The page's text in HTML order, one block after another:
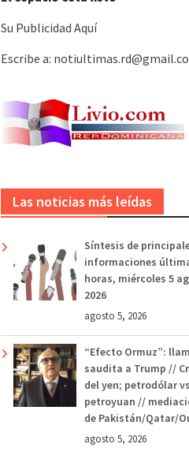
Su Publicidad Aquí
Escribe a:
Las noticias más leídas
Síntesis de
informaciones
horas, miércoles 5
2026
agosto 5, 2026
“Efecto Ormuz”:
saudita a Trump //
del yen; petrodólar
petroyuan //
de Pakistán/Qatar/
agosto 5, 2026